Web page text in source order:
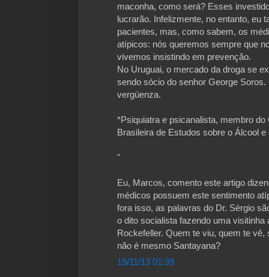
maconha, como será? Esses
lucrarão. Infelizmente, no entanto, eu
pacientes, mas, como sabem, os
atípicos: nós queremos sempre que
vivemos insistindo em prevenção.
No Uruguai, o mercado da droga se
sendo sócio do senhor George
vergüenza.
*Psiquiatra e psicanalista, membro
Brasileira de Estudos sobre o Álcool
"
Eu, Marcos, comento este artigo
médicos possuem este sentimento
fora isso, as palavras do Dr. Sérgio
o dito socialista fazendo uma
Rockefeller. Quem te viu, quem te
não é mesmo Santayana?
15/11/13 01:39